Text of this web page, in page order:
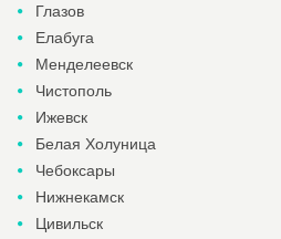
Глазов
Елабуга
Менделеевск
Чистополь
Ижевск
Белая Холуница
Чебоксары
Нижнекамск
Цивильск